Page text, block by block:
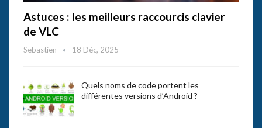
Astuces : les meilleurs raccourcis clavier
de VLC
Sebastien 18 Déc, 2025
Quels noms de code portent les
différentes versions d’Android ?